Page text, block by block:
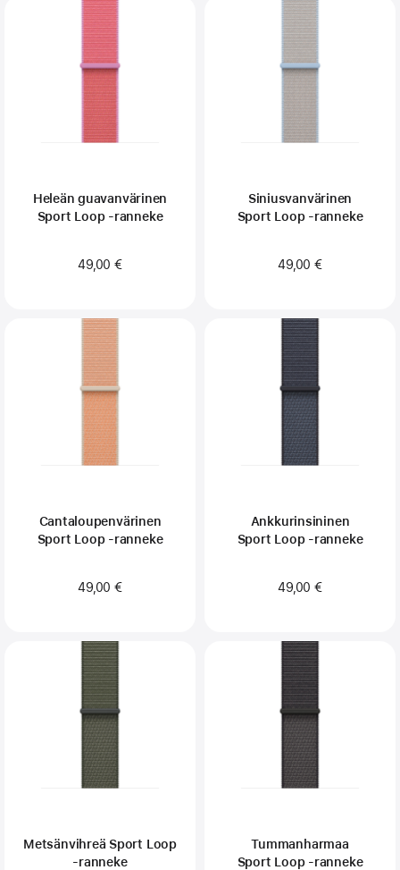
Heleän guavan­­värinen
Sport Loop ‑ranneke
49,00 €
Siniusvan­­värinen
Sport Loop ‑ranneke
49,00 €
Cantaloupen­värinen
Sport Loop ‑ranneke
49,00 €
Ankkurinsininen
Sport Loop ‑ranneke
49,00 €
Metsänvihreä Sport Loop
‑ranneke
Tummanharmaa
Sport Loop ‑ranneke